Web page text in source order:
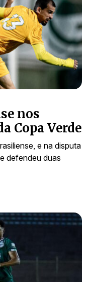
nos
Copa Verde
e na disputa
defendeu duas